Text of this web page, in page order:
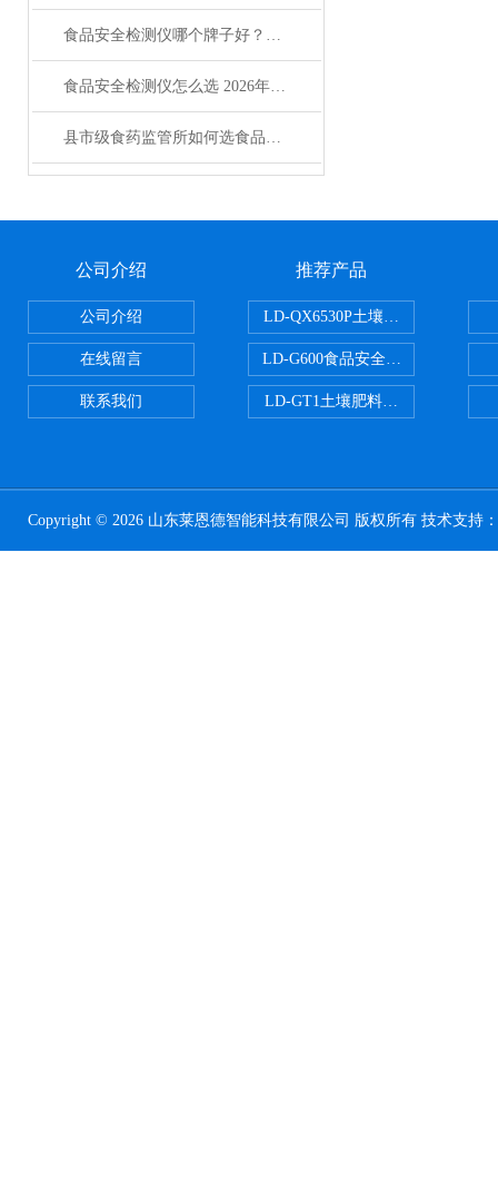
食品安全检测仪哪个牌子好？选购指南来了
食品安全检测仪怎么选 2026年口碑型号对比与采购指南
县市级食药监管所如何选食品安全检测仪
公司介绍
公司介绍
在线留言
联系我们
推荐产品
LD-QX6530P土壤氧化还原电位检
LD-G600食品安全检测仪
LD-GT1土壤肥料养分检测仪
Copyright © 2026 山东莱恩德智能科技有限公司 版权所有 技术支持：